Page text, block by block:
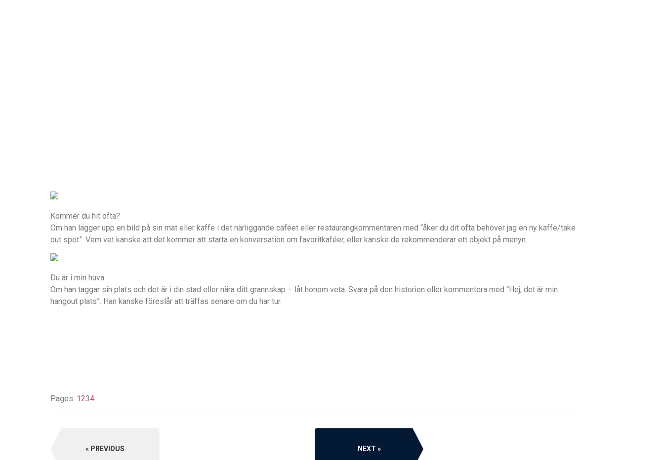
Kommer du hit ofta?
Om han lägger upp en bild på sin mat eller kaffe i det närliggande caféet eller restaurangkommentaren med “åker du dit ofta behöver jag en ny kaffe/take
out spot”. Vem vet kanske att det kommer att starta en konversation om favoritkaféer, eller kanske de rekommenderar ett objekt på menyn.
Du är i min huva
Om han taggar sin plats och det är i din stad eller nära ditt grannskap – låt honom veta. Svara på den historien eller kommentera med “Hej, det är min
hangout plats”. Han kanske föreslår att träffas senare om du har tur.
Pages: 1234
PREVIOUS NEXT